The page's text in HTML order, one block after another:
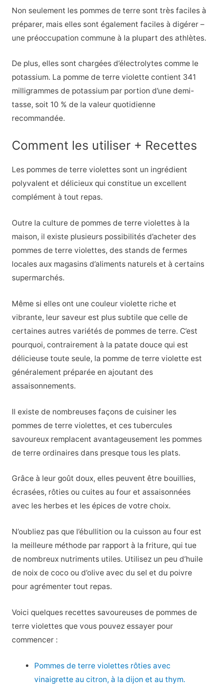
Non seulement les pommes de terre sont très faciles à
préparer, mais elles sont également faciles à digérer –
une préoccupation commune à la plupart des athlètes.
De plus, elles sont chargées d’électrolytes comme le
potassium. La pomme de terre violette contient 341
milligrammes de potassium par portion d’une demi-
tasse, soit 10 % de la valeur quotidienne
recommandée.
Comment les utiliser + Recettes
Les pommes de terre violettes sont un ingrédient
polyvalent et délicieux qui constitue un excellent
complément à tout repas.
Outre la culture de pommes de terre violettes à la
maison, il existe plusieurs possibilités d’acheter des
pommes de terre violettes, des stands de fermes
locales aux magasins d’aliments naturels et à certains
supermarchés.
Même si elles ont une couleur violette riche et
vibrante, leur saveur est plus subtile que celle de
certaines autres variétés de pommes de terre. C’est
pourquoi, contrairement à la patate douce qui est
délicieuse toute seule, la pomme de terre violette est
généralement préparée en ajoutant des
assaisonnements.
Il existe de nombreuses façons de cuisiner les
pommes de terre violettes, et ces tubercules
savoureux remplacent avantageusement les pommes
de terre ordinaires dans presque tous les plats.
Grâce à leur goût doux, elles peuvent être bouillies,
écrasées, rôties ou cuites au four et assaisonnées
avec les herbes et les épices de votre choix.
N’oubliez pas que l’ébullition ou la cuisson au four est
la meilleure méthode par rapport à la friture, qui tue
de nombreux nutriments utiles. Utilisez un peu d’huile
de noix de coco ou d’olive avec du sel et du poivre
pour agrémenter tout repas.
Voici quelques recettes savoureuses de pommes de
terre violettes que vous pouvez essayer pour
commencer :
Pommes de terre violettes rôties avec
vinaigrette au citron, à la dijon et au thym.